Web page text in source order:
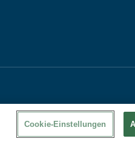
Cookie-Einstellungen